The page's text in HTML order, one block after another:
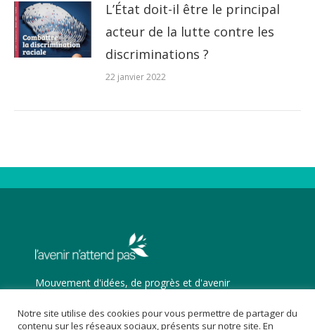
L’État doit-il être le principal
acteur de la lutte contre les
discriminations ?
22 janvier 2022
Mouvement d'idées, de progrès et d'avenir
Trouvez nous sur :
Facebook
X
YouTube
Notre site utilise des cookies pour vous permettre de partager du
contenu sur les réseaux sociaux, présents sur notre site. En